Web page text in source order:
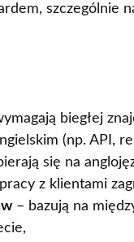
szczególnie
biegłej
(np. API,
się na
z klientami
– bazują na